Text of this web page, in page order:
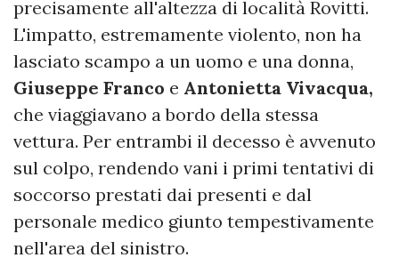
precisamente all'altezza di località Rovitti.
L'impatto, estremamente violento, non ha
lasciato scampo a un uomo e una donna,
Giuseppe Franco e Antonietta Vivacqua,
che viaggiavano a bordo della stessa
vettura. Per entrambi il decesso è avvenuto
sul colpo, rendendo vani i primi tentativi di
soccorso prestati dai presenti e dal
personale medico giunto tempestivamente
nell'area del sinistro.